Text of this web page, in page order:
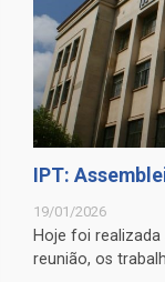
IPT:
19/01/2026
Hoje foi realizada
reunião, os